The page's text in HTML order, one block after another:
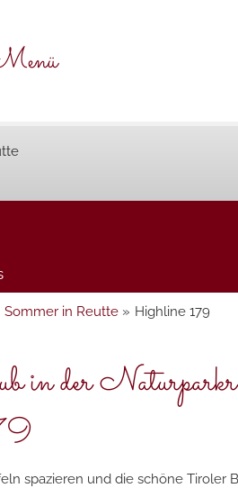
Sommer in Reutte » Highline 179
in der
spazieren und die schöne Tiroler